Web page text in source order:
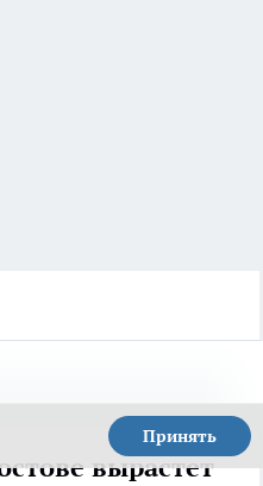
Принять
вырастет